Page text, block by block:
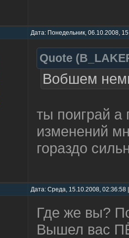
Дата: Понедельник, 06.10.2008,
Quote (
Вобшем
ты поиграй а
изменений
гораздо
Дата: Среда, 15.10.2008,
Где же вы?
Вышел вас